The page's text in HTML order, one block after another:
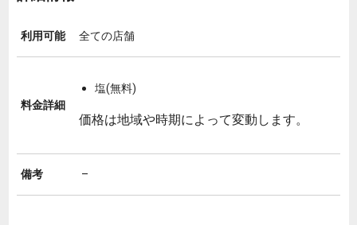
利用可能 全ての店舗
料金詳細
塩(無料)
価格は地域や時期によって変動します。
備考 –